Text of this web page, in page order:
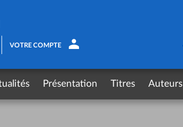
VOTRE COMPTE
Présentation Titres Auteurs